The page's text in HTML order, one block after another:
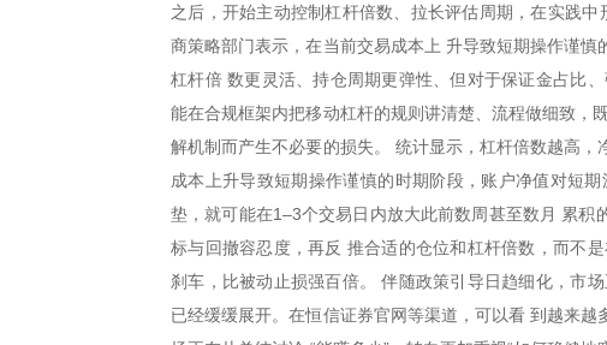
之后，开始主动控制杠杆倍数、拉长评估周期，在实践
商策略部门表示，在当前交易成本上 升导致短期操作谨
杠杆倍 数更灵活、持仓周期更弹性、但对于保证金占比
能在合规框架内把移动杠杆的规则讲清楚、流程做细致，
解机制而产生不必要的损失。 统计显示，杠杆倍数越高
成本上升导致短期操作谨慎的时期阶段，账户净值对短
垫，就可能在1–3个交易日内放大此前数周甚至数月 累积
标与回撤容忍度，再反 推合适的仓位和杠杆倍数，而不
刹车，比被动止损强百倍。 伴随政策引导日趋细化，市
已经缓缓展开。在恒信证券官网等渠道，可以看 到越来